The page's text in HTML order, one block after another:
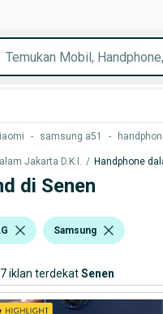
- samsung a51 -
Jakarta D.K.I. / Handphone
di Senen
Samsung
iklan terdekatSenen